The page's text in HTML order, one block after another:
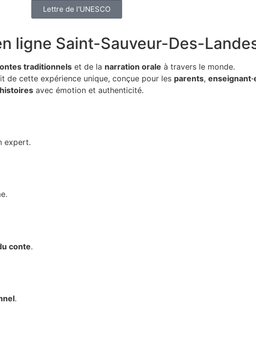
Lettre de l'UNESCO
ligne Saint-Sauveur-Des-
traditionnels et de la narration orale à travers le monde.
de cette expérience unique, conçue pour les parents,
avec émotion et authenticité.
expert.
conte.
.